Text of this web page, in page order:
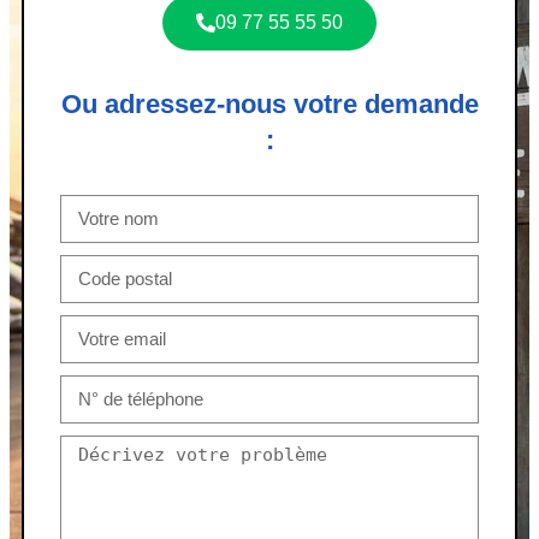
09 77 55 55 50
Ou adressez-nous votre demande
: